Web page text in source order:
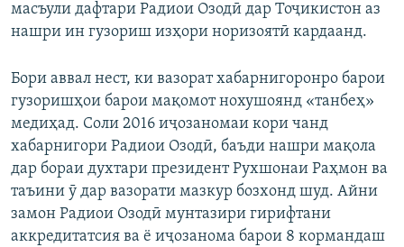
масъули дафтари Радиои Озодӣ дар Тоҷикистон аз
нашри ин гузориш изҳори норизоятӣ кардаанд.
Бори аввал нест, ки вазорат хабарнигоронро барои
гузоришҳои барои мақомот нохушоянд «танбеҳ»
медиҳад. Соли 2016 иҷозаномаи кори чанд
хабарнигори Радиои Озодӣ, баъди нашри мақола
дар бораи духтари президент Рухшонаи Раҳмон ва
таъини ӯ дар вазорати мазкур бозхонд шуд. Айни
замон Радиои Озодӣ мунтазири гирифтани
аккредитатсия ва ё иҷозанома барои 8 кормандаш